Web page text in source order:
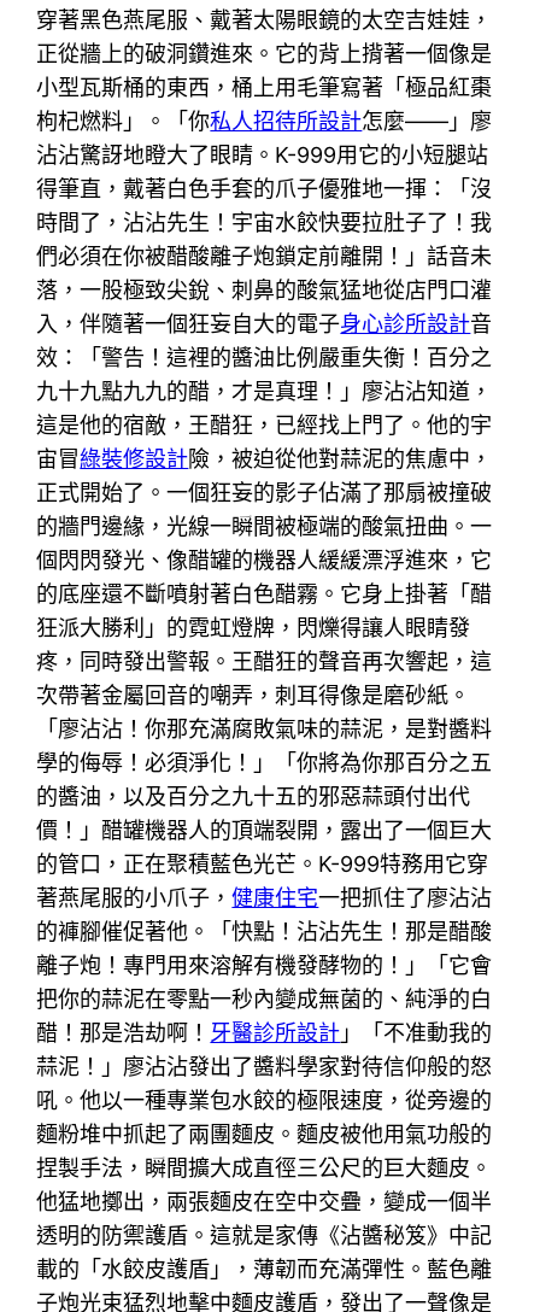
穿著黑色燕尾服、戴著太陽眼鏡的太空吉娃娃，
正從牆上的破洞鑽進來。它的背上揹著一個像是
小型瓦斯桶的東西，桶上用毛筆寫著「極品紅棗
枸杞燃料」。「你私人招待所設計怎麼——」廖
沾沾驚訝地瞪大了眼睛。K-999用它的小短腿站
得筆直，戴著白色手套的爪子優雅地一揮：「沒
時間了，沾沾先生！宇宙水餃快要拉肚子了！我
們必須在你被醋酸離子炮鎖定前離開！」話音未
落，一股極致尖銳、刺鼻的酸氣猛地從店門口灌
入，伴隨著一個狂妄自大的電子身心診所設計音
效：「警告！這裡的醬油比例嚴重失衡！百分之
九十九點九九的醋，才是真理！」廖沾沾知道，
這是他的宿敵，王醋狂，已經找上門了。他的宇
宙冒綠裝修設計險，被迫從他對蒜泥的焦慮中，
正式開始了。一個狂妄的影子佔滿了那扇被撞破
的牆門邊緣，光線一瞬間被極端的酸氣扭曲。一
個閃閃發光、像醋罐的機器人緩緩漂浮進來，它
的底座還不斷噴射著白色醋霧。它身上掛著「醋
狂派大勝利」的霓虹燈牌，閃爍得讓人眼睛發
疼，同時發出警報。王醋狂的聲音再次響起，這
次帶著金屬回音的嘲弄，刺耳得像是磨砂紙。
「廖沾沾！你那充滿腐敗氣味的蒜泥，是對醬料
學的侮辱！必須淨化！」「你將為你那百分之五
的醬油，以及百分之九十五的邪惡蒜頭付出代
價！」醋罐機器人的頂端裂開，露出了一個巨大
的管口，正在聚積藍色光芒。K-999特務用它穿
著燕尾服的小爪子，健康住宅一把抓住了廖沾沾
的褲腳催促著他。「快點！沾沾先生！那是醋酸
離子炮！專門用來溶解有機發酵物的！」「它會
把你的蒜泥在零點一秒內變成無菌的、純淨的白
醋！那是浩劫啊！ 牙醫診所設計 」「不准動我的
蒜泥！」廖沾沾發出了醬料學家對待信仰般的怒
吼。他以一種專業包水餃的極限速度，從旁邊的
麵粉堆中抓起了兩團麵皮。麵皮被他用氣功般的
捏製手法，瞬間擴大成直徑三公尺的巨大麵皮。
他猛地擲出，兩張麵皮在空中交疊，變成一個半
透明的防禦護盾。這就是家傳《沾醬秘笈》中記
載的「水餃皮護盾」，薄韌而充滿彈性。藍色離
子炮光束猛烈地擊中麵皮護盾，發出了一聲像是